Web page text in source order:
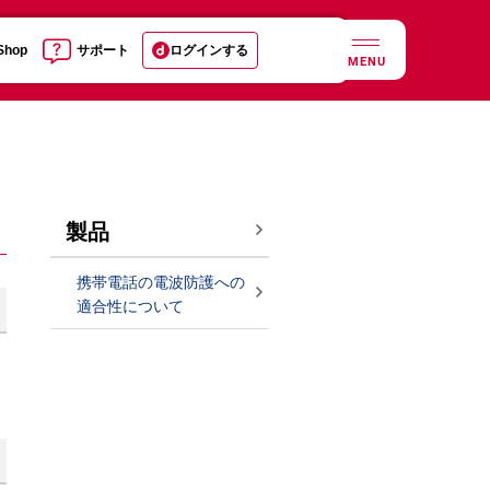
サポート ログインする
MENU
製品
携帯電話の電波防護への
適合性について